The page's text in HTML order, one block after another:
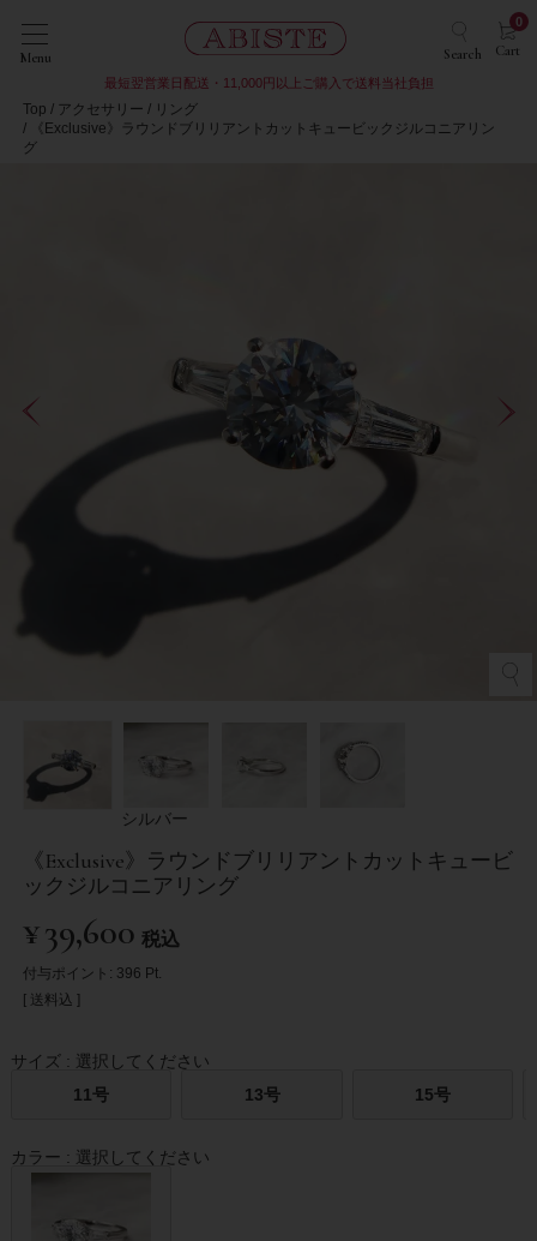
Menu Search Cart
0
最短翌営業日配送・11,000円以上ご購入で送料当社負担
Top アクセサリー
リング
《Exclusive》ラウンドブリリアントカットキュービックジルコニアリン
グ
シルバー
《Exclusive》ラウンドブリリアントカットキュービ
ックジルコニアリング
¥39,600 税込
付与ポイント: 396 Pt.
送料込
サイズ
選択してください
11号
13号 15号
カラー 選択してください